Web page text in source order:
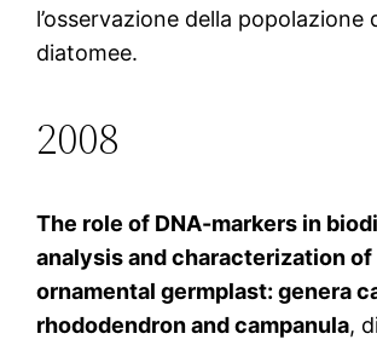
l’osservazione della popolazione
diatomee.
2008
The role of DNA-markers in
analysis and characterization of
ornamental germplast: genera
rhododendron and campanula,